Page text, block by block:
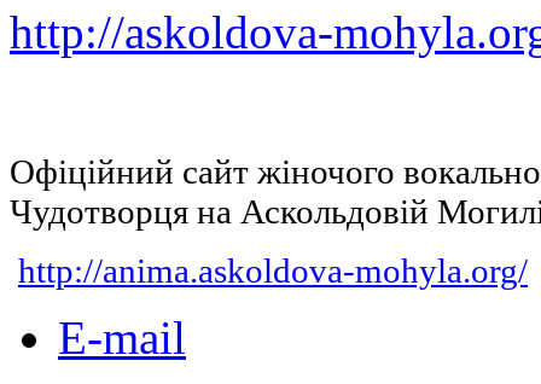
http://askoldova-
Офіційний сайт жіночого
Чудотворця на Аскольдовій
http://anima.askoldova-mohyla.org/
E-mail